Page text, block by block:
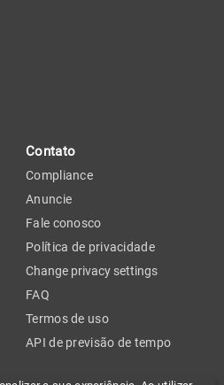
Contato
Compliance
Anuncie
Fale conosco
Política de privacidade
Change privacy settings
FAQ
Termos de uso
API de previsão de tempo